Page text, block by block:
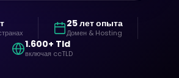
25 лет опыта
Домен & Hosting
1.600+ Tld
включая ccTLD